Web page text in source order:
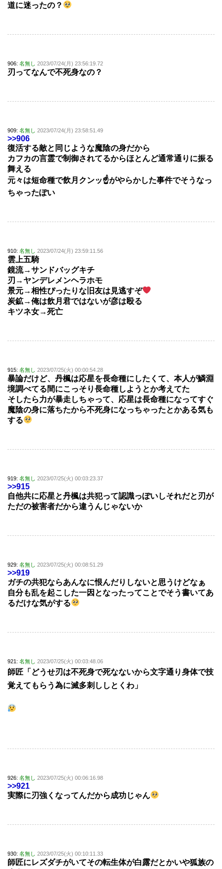
道に迷ったの？
906: 名無し 2023/07/24(月) 23:56:19.72
刃ってなんで不死身なの？
909: 名無し 2023/07/24(月) 23:58:51.49
>>906
復活する敵と同じような魔陰の身だから
カフカの言霊で制御されてるからほとんど通常通りに振る
舞える
元々は短命種で飲月クンッ☝がやらかした事件でそうなっ
ちゃったぽい
910: 名無し 2023/07/24(月) 23:59:11.56
雲上五騎
鏡流→サンドバッグキチ
刃→ヤンデレメンヘラホモ
景元→相性ぴったりな旧友は見逃すぞ
炭鉱→俺は飲月君ではないが彦は殴る
キツネ女→死亡
915: 名無し 2023/07/25(火) 00:00:54.28
暴論だけど、丹楓は応星を長命種にしたくて、本人が鱗淵
境調べてる間にこっそり長命種しようとか考えてた
そしたら力が暴走しちゃって、応星は長命種になってすぐ
魔陰の身に落ちたから不死身になっちゃったとかある気も
する
919: 名無し 2023/07/25(火) 00:03:23.37
>>915
自他共に応星と丹楓は共犯って認識っぽいしそれだと刃が
ただの被害者だから違うんじゃないか
929: 名無し 2023/07/25(火) 00:08:51.29
>>919
ガチの共犯ならあんなに恨んだりしないと思うけどなぁ
自分も乱を起こした一因となったってことでそう書いてあ
るだけな気がする
921: 名無し 2023/07/25(火) 00:03:48.06
師匠「どうせ刃は不死身で死なないから文字通り身体で技
覚えてもらう為に滅多刺ししとくわ」
926: 名無し 2023/07/25(火) 00:06:16.98
>>921
実際に刃強くなってんだから成功じゃん
930: 名無し 2023/07/25(火) 00:10:11.33
師匠にレズダチがいてその転生体が白露だとかいや狐族の